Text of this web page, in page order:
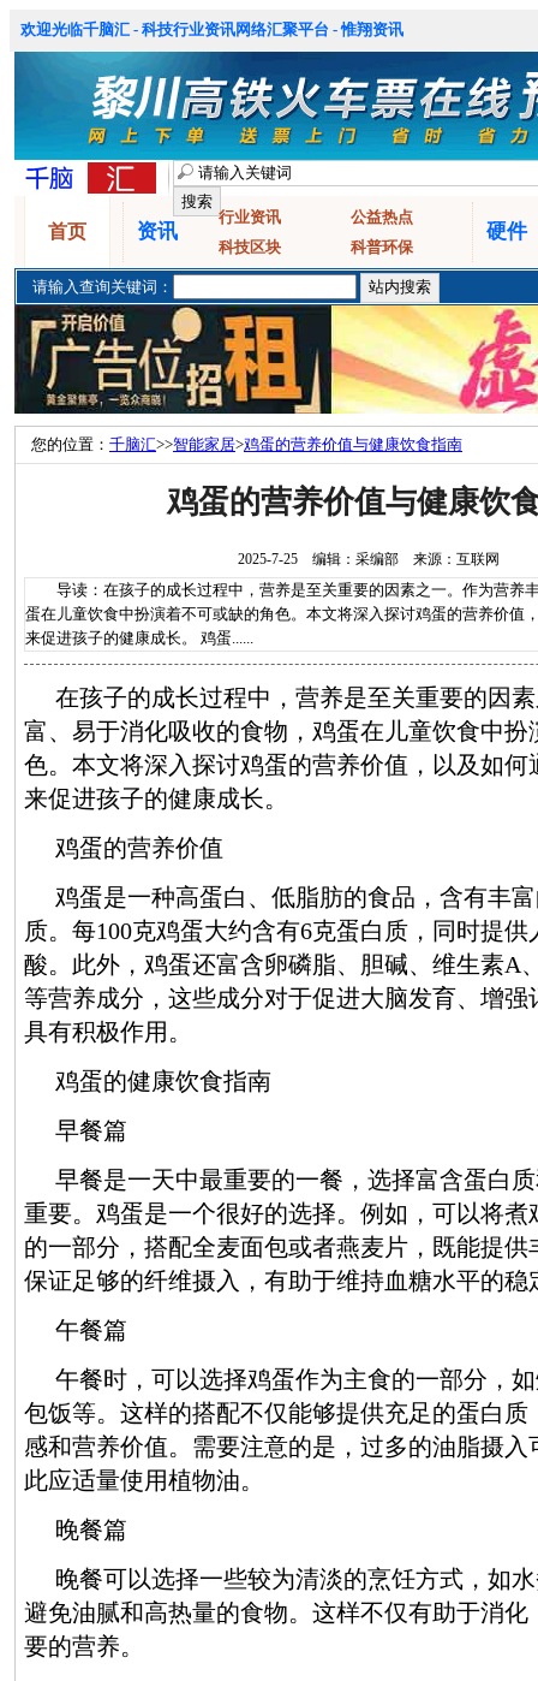
欢迎光临千脑汇 - 科技行业资讯网络汇聚平台 - 惟翔资讯
首页 资讯
行业资讯
公益热点
科技区块
科普环保
硬件
请输入查询关键词：
您的位置： 千脑汇>>智能家居>鸡蛋的营养价值与健康饮食指南
鸡蛋的营养价值与健康饮
2025-7-25 编辑：采编部 来源：互联网
导读：在孩子的成长过程中，营养是至关重要的因素之一。作为营养
蛋在儿童饮食中扮演着不可或缺的角色。本文将深入探讨鸡蛋的营养价值
来促进孩子的健康成长。 鸡蛋......
在孩子的成长过程中，营养是至关重要的因
富、易于消化吸收的食物，鸡蛋在儿童饮食中扮
色。本文将深入探讨鸡蛋的营养价值，以及如何
来促进孩子的健康成长。
鸡蛋的营养价值
鸡蛋是一种高蛋白、低脂肪的食品，含有丰
质。每100克鸡蛋大约含有6克蛋白质，同时提
酸。此外，鸡蛋还富含卵磷脂、胆碱、维生素A
等营养成分，这些成分对于促进大脑发育、增强
具有积极作用。
鸡蛋的健康饮食指南
早餐篇
早餐是一天中最重要的一餐，选择富含蛋白
重要。鸡蛋是一个很好的选择。例如，可以将煮
的一部分，搭配全麦面包或者燕麦片，既能提
保证足够的纤维摄入，有助于维持血糖水平的稳
午餐篇
午餐时，可以选择鸡蛋作为主食的一部分，
包饭等。这样的搭配不仅能够提供充足的蛋白质
感和营养价值。需要注意的是，过多的油脂摄
此应适量使用植物油。
晚餐篇
晚餐可以选择一些较为清淡的烹饪方式，如
避免油腻和高热量的食物。这样不仅有助于消化
要的营养。